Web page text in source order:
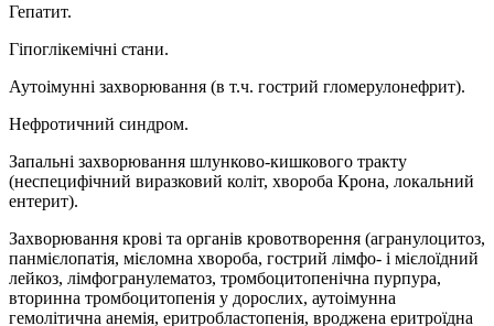
Гепатит.
Гіпоглікемічні стани.
Аутоімунні захворювання (в т.ч. гострий гломерулонефрит).
Нефротичний синдром.
Запальні захворювання шлунково-кишкового тракту
(неспецифічний виразковий коліт, хвороба Крона, локальний
ентерит).
Захворювання крові та органів кровотворення (агранулоцитоз,
панмієлопатія, мієломна хвороба, гострий лімфо- і мієлоїдний
лейкоз, лімфогранулематоз, тромбоцитопенічна пурпура,
вторинна тромбоцитопенія у дорослих, аутоімунна
гемолітична анемія, еритробластопенія, вроджена еритроїдна